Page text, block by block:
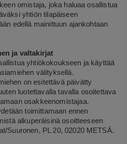
omistaja, joka haluaa osallistua
yhtiön tilapäiseen
edellä mainittuun ajankohtaan
ja valtakirjat
yhtiökokoukseen ja käyttää
välityksellä.
on esitettävä päivätty
luotettavalla tavalla osoitettava
osakkeenomistajaa.
toimittamaan ennen
alkuperäisinä osoitteeseen
Suuronen, PL 20, 02020 METSÄ.